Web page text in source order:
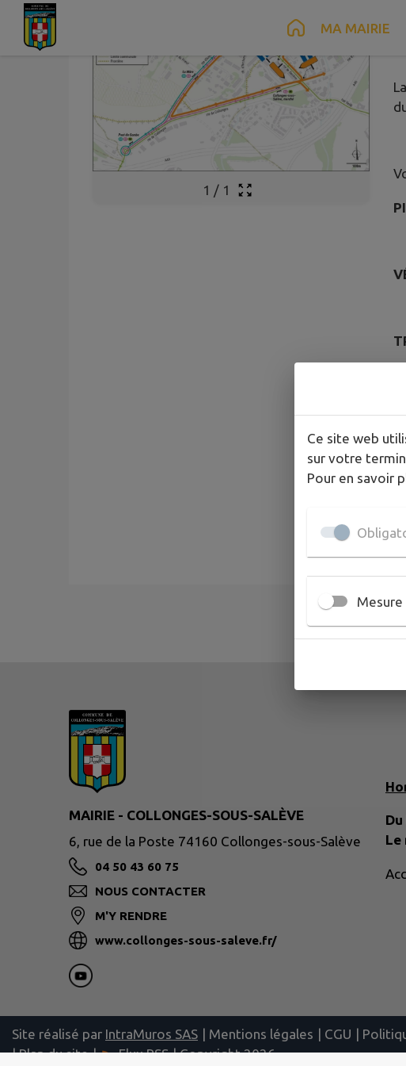
Contenu Pied de page MA MAIRIE
1 / 1
MAIRIE - COLLONGES-SOUS-SALÈVE
6, rue de la Poste 74160 Collonges-sous-Salève
04 50 43 60 75
NOUS CONTACTER
M'Y RENDRE
www.collonges-sous-saleve.fr/
Le
Site réalisé par IntraMuros SAS | Mentions légales | CGU |
|Plan du site | Flux RSS | Copyright 2026
Ce site web
sur votre
Pour en savoir